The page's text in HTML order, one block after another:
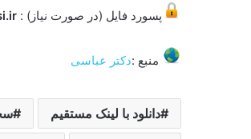
پسورد فایل (در صورت نیاز) :
منبع :دکتر عباسی
دانلود با لینک مستقیم